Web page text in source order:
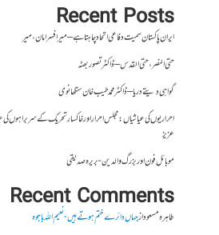
Recent Posts
ایران پاکستان سمیت دفاعی اتحاد چاہتا ہے – میر افسر امان،میر
حتی النصر ، حتی القدس – ڈاکٹر تصور بھٹہ
گواہی دیتے دریا – ڈاکٹر محمد طیب خان سنگھانوی
احراریوں کی عیاشیاں : مجلس احرار اور خاکسار تحریک کے سربراہوں
عزیز
موبائل فون اور بزرگ والدین- بریرہ صدیقی
Recent Comments
طاہرہ مسعودازجہاں دائرے ختم ہوتے ہیں- نعیم اللہ باجوہ